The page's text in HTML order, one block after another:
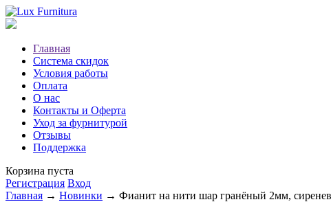
Главная
Система скидок
Условия работы
Оплата
О нас
Контакты и Оферта
Уход за фурнитурой
Отзывы
Поддержка
Корзина пуста
Регистрация Вход
Главная → Новинки → Фианит на нити шар гранёный 2мм,